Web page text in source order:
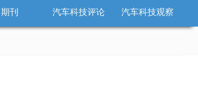
期刊 汽车科技评论 汽车科技观察